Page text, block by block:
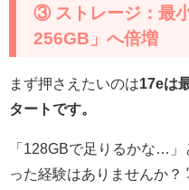
③ ストレージ：最
256GB」へ倍増
まず押さえたいのは17eは
タートです。
「128GBで足りるかな…
った経験はありませんか